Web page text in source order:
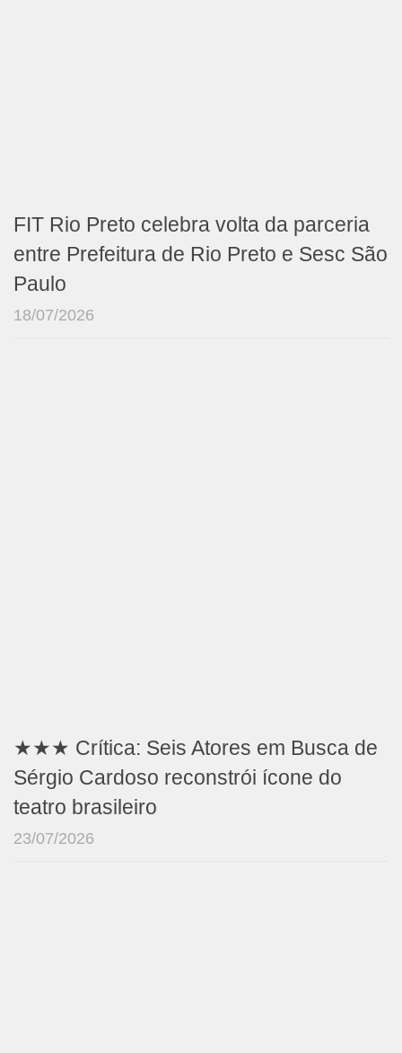
FIT Rio Preto celebra volta da parceria
entre Prefeitura de Rio Preto e Sesc São
Paulo
18/07/2026
★★★ Crítica: Seis Atores em Busca de
Sérgio Cardoso reconstrói ícone do
teatro brasileiro
23/07/2026